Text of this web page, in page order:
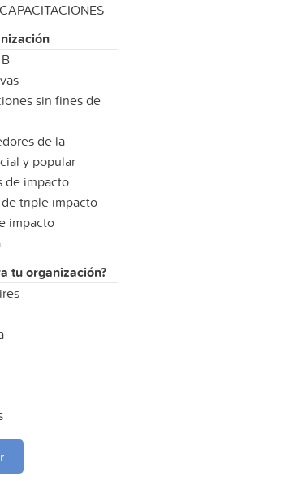
sin fines de
de la
y popular
de impacto
de triple impacto
impacto
tu organización?